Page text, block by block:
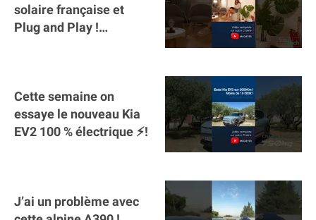
solaire française et
Plug and Play !
Cette semaine on
essaye le nouveau Kia
EV2 100 % électrique ⚡️!
J’ai un problème avec